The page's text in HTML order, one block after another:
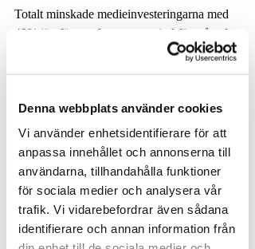
Denna webbplats använder cookies
Vi använder enhetsidentifierare för att
anpassa innehållet och annonserna till
användarna, tillhandahålla funktioner
för sociala medier och analysera vår
trafik. Vi vidarebefordrar även sådana
identifierare och annan information från
Totalt minskade medieinvesteringarna med
49% jämfört med samma period föregående
år. Det är det största raset sedan
Mediebyråbarometern började mäta.
Det som förvånar är att digitala media
sjunkit så mycket. Man skulle kunna tro att
annonsörer generellt väljer att dra ner på
övriga media och behålla digitala och
sociala media.
Utomhus som inte står med här, har sjunkit
med 63% jämfört med föregående år. Vilket